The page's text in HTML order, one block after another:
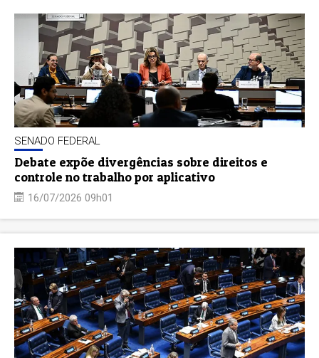
SENADO FEDERAL
Debate expõe divergências sobre direitos e
controle no trabalho por aplicativo
16/07/2026 09h01